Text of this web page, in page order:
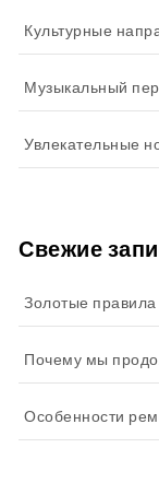
Культурные
Музыкальный
Увлекательные
Свежие
Золотые правила
Почему мы
Особенности